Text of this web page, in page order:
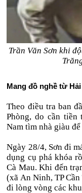
Trần Văn Sơn khi
Mang đồ nghề từ
Theo điều tra ban
Phòng, do cần
Nam tìm nhà giàu
Ngày 28/4, Sơn đi
dụng cụ phá khóa
Cà Mau. Khi đến
(xã An Ninh, TP
đi lòng vòng các